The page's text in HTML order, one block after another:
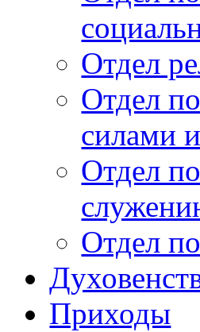
Отдел
Отдел
силами
Отдел
Отдел
Приходы